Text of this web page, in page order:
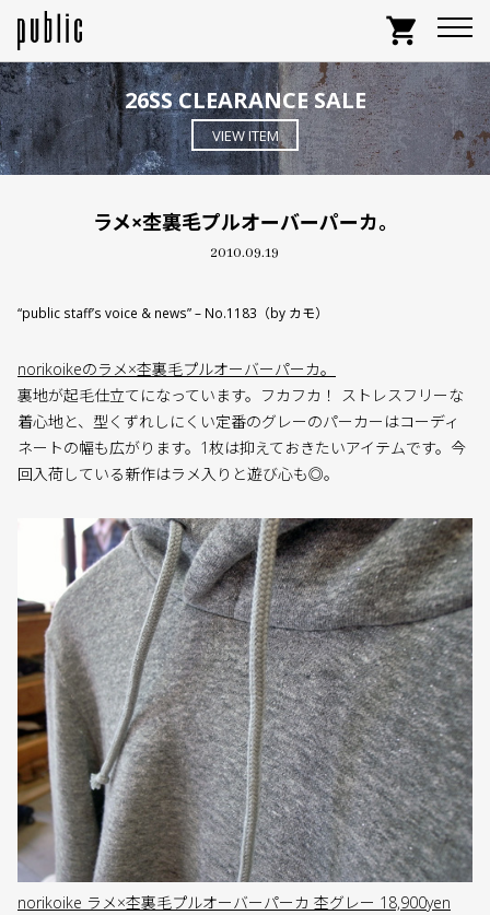
shopping_cart
26SS CLEARANCE SALE
VIEW ITEM
ラメ×杢裏毛プルオーバーパーカ。
2010.09.19
“public staff’s voice & news” – No.1183（by カモ）
norikoikeのラメ×杢裏毛プルオーバーパーカ。
裏地が起毛仕立てになっています。フカフカ！ ストレスフリーな
着心地と、型くずれしにくい定番のグレーのパーカーはコーディ
ネートの幅も広がります。1枚は抑えておきたいアイテムです。今
回入荷している新作はラメ入りと遊び心も◎。
norikoike ラメ×杢裏毛プルオーバーパーカ 杢グレー 18,900yen